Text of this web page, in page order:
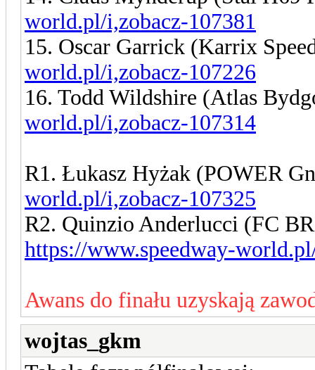
world.pl/i,zobacz-107381
15. Oscar Garrick (Karrix
world.pl/i,zobacz-107226
16. Todd Wildshire (Atlas
world.pl/i,zobacz-107314
R1. Łukasz Hyżak (POWER
world.pl/i,zobacz-107325
R2. Quinzio Anderlucci (FC
https://www.speedway-
Awans do finału uzyskają
wojtas_gkm